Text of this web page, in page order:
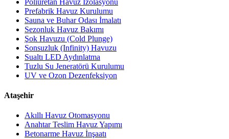
Prefabrik Havuz Kurulumu
Sauna ve Buhar Odası İmalatı
Sezonluk Havuz Bakımı
Şok Havuzu (Cold Plunge)
Sonsuzluk (Infinity) Havuzu
Sualtı LED Aydınlatma
Tuzlu Su Jeneratörü Kurulumu
UV ve Ozon Dezenfeksiyon
Ataşehir
Akıllı Havuz Otomasyonu
Anahtar Teslim Havuz Yapımı
Betonarme Havuz İnşaatı